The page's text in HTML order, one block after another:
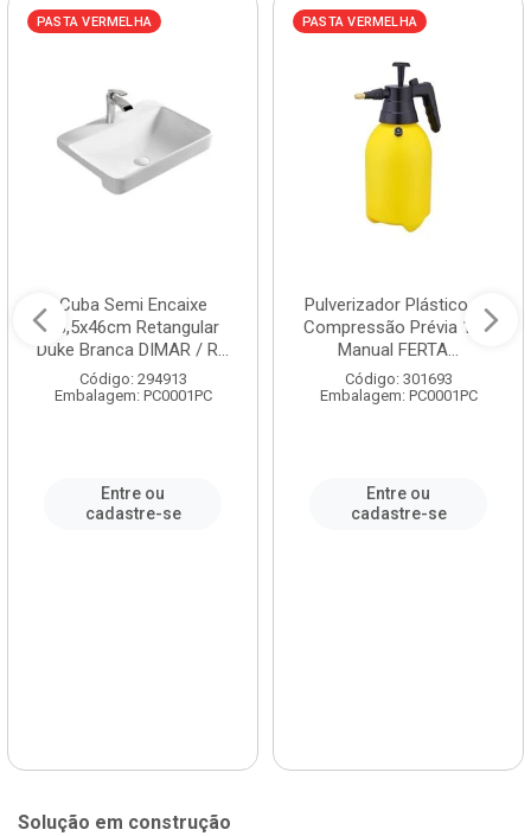
PASTA VERMELHA
Cuba Semi Encaixe
58,5x46cm Retangular
Duke Branca DIMAR / R...
Código: 294913
Embalagem: PC0001PC
Entre ou
cadastre-se
PASTA VERMELHA
Pulverizador Plástico de
Compressão Prévia 1,5L
Manual FERTA...
Código: 301693
Embalagem: PC0001PC
Entre ou
cadastre-se
Solução em construção